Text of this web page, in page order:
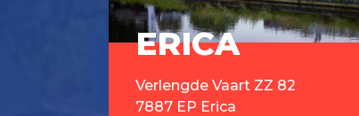
ERICA
Verlengde Vaart ZZ 82
7887 EP Erica